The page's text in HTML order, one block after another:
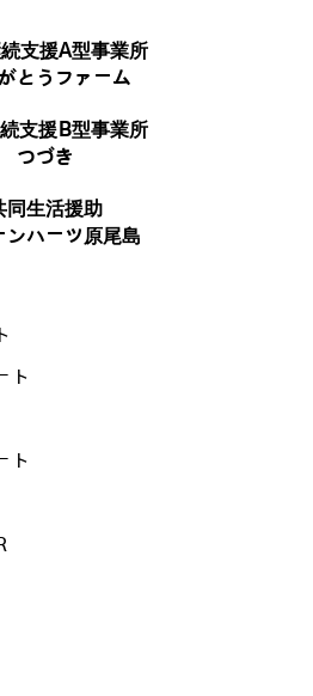
支援A型事業所
とうファーム
支援B型事業所
つづき
同生活援助
ンハーツ原尾島
ト
ト